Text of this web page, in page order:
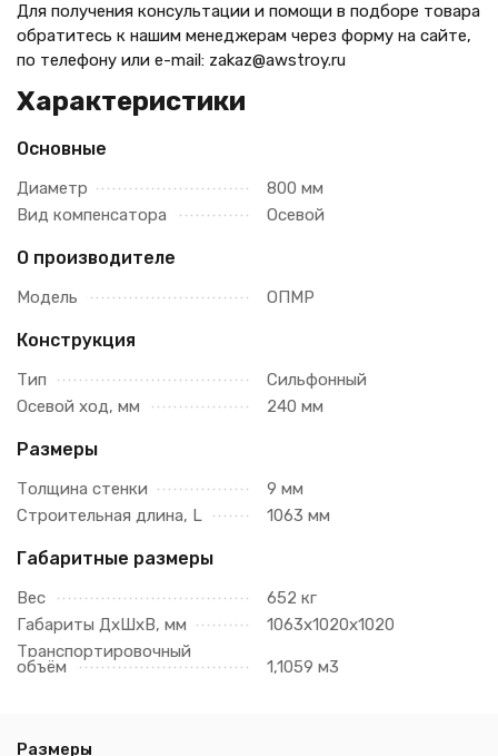
Для получения консультации и помощи в подборе товара
обратитесь к нашим менеджерам через форму на сайте,
по телефону или e-mail: zakaz@awstroy.ru
Характеристики
Основные
Диаметр
800 мм
Вид компенсатора
Осевой
О производителе
Модель ОПМР
Конструкция
Тип
Сильфонный
Осевой ход, мм
240 мм
Размеры
Толщина стенки
9 мм
Строительная длина, L
1063 мм
Габаритные размеры
Вес
652 кг
Габариты ДхШхВ, мм
1063х1020х1020
Транспортировочный
объём 1,1059 м3
Размеры